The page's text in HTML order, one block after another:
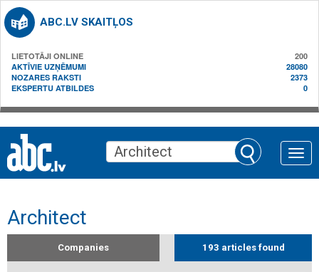
ABC.LV SKAITĻOS
LIETOTĀJI ONLINE
200
AKTĪVIE UZŅĒMUMI
28080
NOZARES RAKSTI
2373
EKSPERTU ATBILDES
0
Toggle
Architect
Companies 193 articles found